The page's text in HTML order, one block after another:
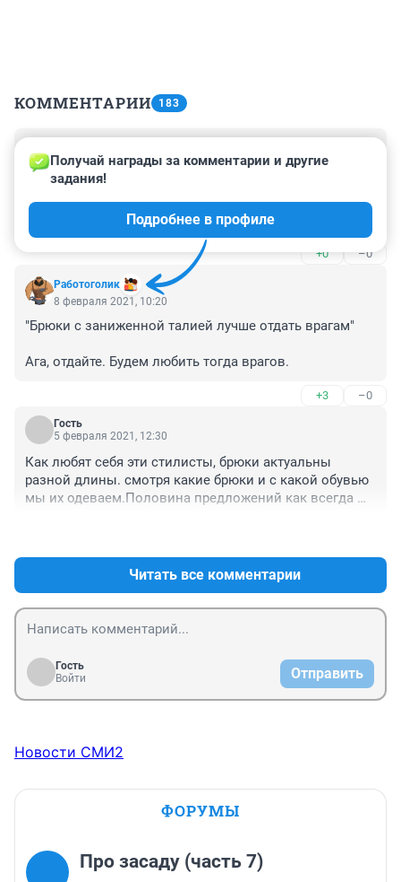
КОММЕНТАРИИ 183
20 февраля 2021, 02:57
Радуют комментарии...Девочки, да одевайтесь вы как
хотите...платья в обтяжку и голый живот обязательно
привлекут мужское внимание. Будьте тигрицами,
пантерами и фик знает кем там еще... Плевать, что
немодно, колхозно, зато как мужики смотрят!!!! Это
ведь смысл жизни, чтобы все тебя хотели...
+0 –0
Работоголик
Получай награды за комментарии и другие
задания!
Подробнее в профиле
8 февраля 2021, 10:20
"Брюки с заниженной талией лучше отдать врагам"
Ага, отдайте. Будем любить тогда врагов.
+3 –0
Гость
5 февраля 2021, 12:30
Как любят себя эти стилисты, брюки актуальны
разной длины. смотря какие брюки и с какой обувью
мы их одеваем.Половина предложений как всегда
Читать все комментарии
Гость
Войти
Отправить
Новости СМИ2
ФОРУМЫ
Про засаду (часть 7)